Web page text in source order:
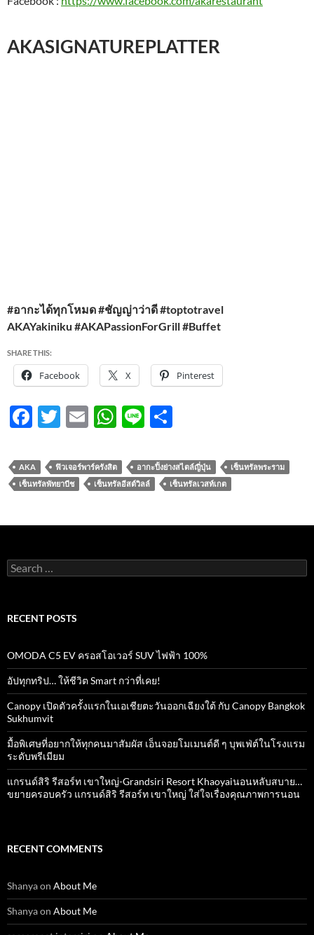
AKASIGNATUREPLATTER
#อากะได้ทุกโหมด #ชัญญ่าว่าดี #toptotravel
AKAYakiniku #AKAPassionForGrill #Buffet
SHARE THIS:
Facebook X Pinterest
F
e
b
o
T
itt
er
E
ail
W
at
s
p
Li
e ar
e
AKA ฟิวเจอร์พาร์ครังสิต อากะปิ้งย่างสไตล์ญี่ปุ่น
เซ็นทรัลพระราม
เซ็นทรัลพัทยาบีช
เซ็นทรัลอีสต์วิลล์ เซ็นทรัลเวสท์เกต
Search
for:
RECENT POSTS
OMODA C5 EV ครอสโอเวอร์ SUV ไฟฟ้า 100%
อัปทุกทริป… ให้ชีวิต Smart กว่าที่เคย!
Canopy เปิดตัวครั้งแรกในเอเชียตะวันออกเฉียงใต้ กับ Canopy Bangkok
Sukhumvit
มื้อพิเศษที่อยากให้ทุกคนมาสัมผัส เอ็นจอยโมเมนต์ดี ๆ บุพเฟ่ต์ในโรงแรม
ระดับพรีเมียม
แกรนด์สิริ​ รีสอร์ท​ เขาใหญ่​-Grandsiri​ Resort​ Khaoyaiนอนหลับสบาย…
ขยายครอบครัว แกรนด์สิริ รีสอร์ท เขาใหญ่ ใส่ใจเรื่องคุณภาพการนอน
RECENT COMMENTS
Shanyaon About Me
Shanyaon About Me